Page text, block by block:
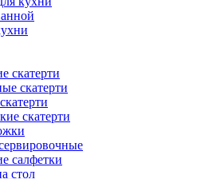
скатерти
скатерти
скатерти
салфетки
стол